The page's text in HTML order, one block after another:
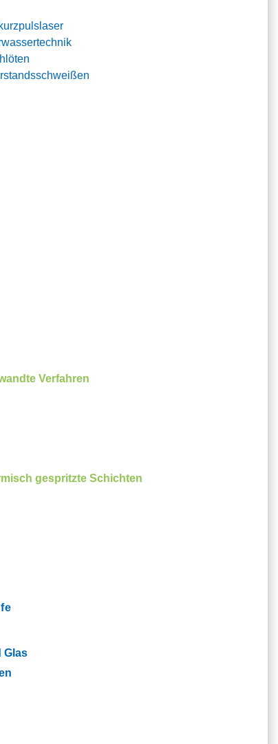
Verfahren
gespritzte Schichten
Glas